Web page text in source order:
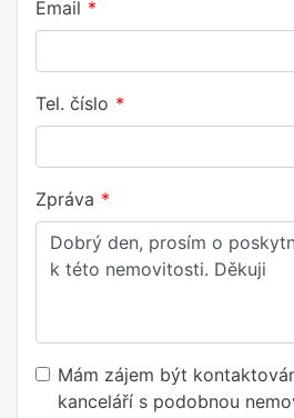
Email
Tel. číslo
Zpráva
Mám zájem být
kanceláří s podobnou